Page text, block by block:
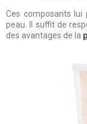
Ces composants
peau. Il suffit de
des avantages de la